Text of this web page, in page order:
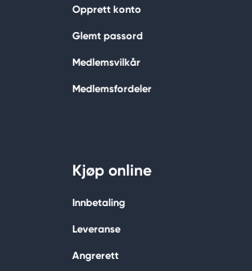
Opprett konto
Glemt passord
Medlemsvilkår
Medlemsfordeler
Kjøp online
Innbetaling
Leveranse
Angrerett